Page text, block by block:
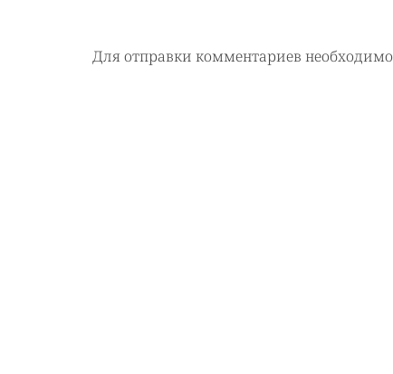
Для отправки комментариев необходимо